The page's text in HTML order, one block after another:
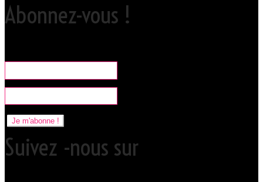
Abonnez-vous !
Je m'abonne !
Suivez -nous sur